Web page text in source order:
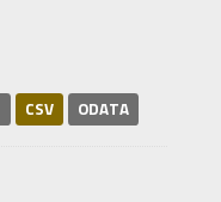
CSV ODATA